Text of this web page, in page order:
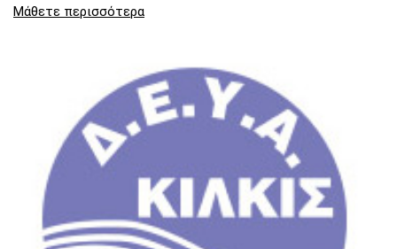
Μάθετε περισσότερα